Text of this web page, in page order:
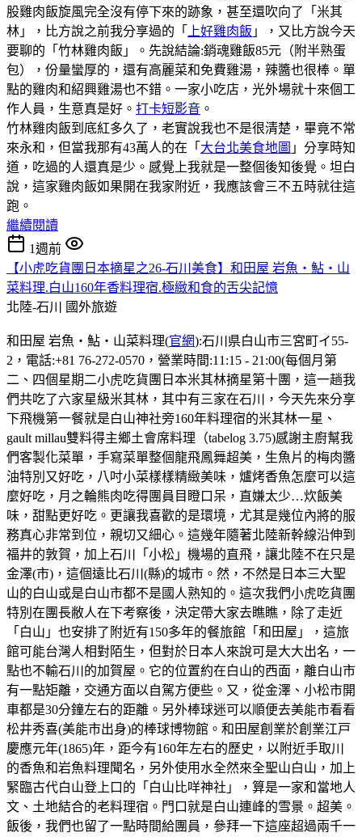
股雞肉飯旋風完全沒有停下來的跡象，甚至還吹向了「米其
林」，比方說之前我分享過的「
上好雞肉飯 」，又比方說今天
要聊的「竹林雞肉飯」。先說結論:銷魂雞飯85元（附半熟蛋
包），份量蠻厚的，還有高麗菜和免費雞湯，辣醬也很棒。單
點的雞肉和紹興雞湯也不錯。一家小吃店，光外場就十來個工
作人員，生意真是好。 打卡短影音 。
竹林雞肉飯到底紅多久了，老實說我也不是很清楚，畢竟不常
來永和，但當我那有43萬人的在「 大台北美食地圖 」分享時知
道，吃過的人還真是少。感覺上我就是一整個後知後覺。坦白
說，這家雞肉飯如果開在我家附近，我應該會三不五時就往這
跑。
繼續閱讀
1週前
【小虎吃貨團日本摘星之26-石川美食】和田屋 岩魚・鮎・山
菜料理.白山160年香料理宿.極緻和食的舌尖記憶
北陸-石川
國外旅遊
和田屋 岩魚・鮎・山菜料理(官網):石川県白山市三宮町イ55-
2，電話:+81 76-272-0570，營業時間:11:15 - 21:00(每個月第
二、四個星期二小虎吃貨團日本米其林摘星第十團，這一趟我
們共吃了六家星級米其林，其中有三家在石川，今天先來分享
下飛機第一餐就是白山神社旁160年料理宿的米其林一星、
gault millau雙料得主鄉土會席料理（tabelog 3.75)感謝主廚幫我
們客製化菜單，手寫菜單整個龍飛鳳舞超美，生魚片的梅肉醬
油特別又好吃，八吋小菜樣樣精緻美味，爐烤香魚怎麼可以這
麼好吃，月之輪熊肉吃得團員目瞪口呆，直嫌太少…炊飯美
味，甜點更好吃。更讓我喜歡的是環境，尤其是幾位內將的服
務真心非常到位，親切又細心。這幾年隨著北陸新幹線沿伸到
福井的敦賀，加上石川「小松」機場的直飛，讓北陸不在只是
金澤(市)，這個遠比石川(縣)的城市。然，不然是日本三大聖
山的白山或是白山市都不是國人熟知的。這次我們小虎吃貨團
特別在團長敝人在下考察後，決定帶大家去瞧瞧，除了走近
「白山」也安排了附近有150多年的餐旅館「和田屋」，這旅
館可能台灣人相對陌生，但對於日本人來說可是大大出名，一
點也不輸石川的加賀屋。它的位置約在白山的西面，離白山市
有一點矩離，交通方面以自駕方便些。又，從金澤、小松市開
車都是30分鐘左右的距離。另外棒球迷可以順便去美能市看看
松井秀喜(美能市出身)的棒球博物館。和田屋創業於創業江戸
慶應元年(1865)年，距今有160年左右的歷史，以附近手取川
的香魚和岩魚料理聞名，另外使用水全然來全聖山白山，加上
緊臨古代白山登上口的「白山比咩神社」，算是一家和當地人
文、土地結合的老料理宿。門口就是白山連峰的雪景。超美。
飯後，我們也留了一點時間給團員，參拜一下這座超過兩千一